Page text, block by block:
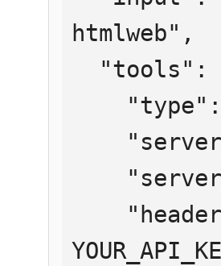
htmlweb",